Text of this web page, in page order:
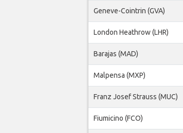
Geneve-Cointrin (GVA)
London Heathrow (LHR)
Barajas (MAD)
Malpensa (MXP)
Franz Josef Strauss (MUC)
Fiumicino (FCO)